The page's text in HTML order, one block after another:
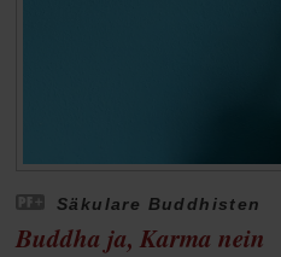
Säkulare Buddhisten
Buddha ja, Karma nein